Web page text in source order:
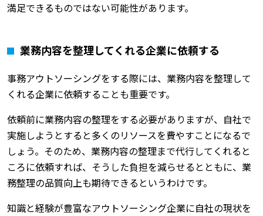
満足できるものではない可能性があります。
業務内容を整理してくれる企業に依頼する
事務アウトソーシングをする際には、業務内容を整理して
くれる企業に依頼することも重要です。
依頼前に業務内容の整理をする必要がありますが、自社で
実施しようとすると多くのリソースを費やすことになるで
しょう。そのため、業務内容の整理まで代行してくれると
ころに依頼すれば、そうした負担を減らせるとともに、業
務整理の品質向上も期待できるというわけです。
知識と経験が豊富なアウトソーシング企業に自社の現状を